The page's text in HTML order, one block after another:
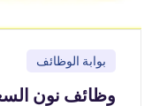
بوابة الوظائف